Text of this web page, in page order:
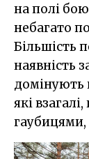
на полі
небагато
Більшість
наявність
домінують
які